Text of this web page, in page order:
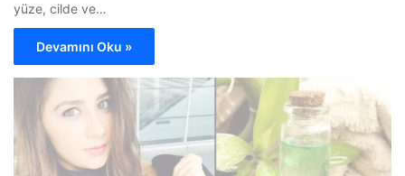
yüze, cilde ve…
Devamını Oku »